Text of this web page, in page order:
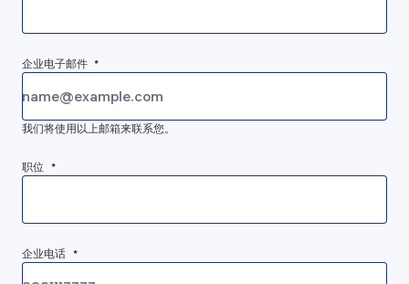
企业电子邮件 *
我们将使用以上邮箱来联系您。
职位 *
企业电话 *